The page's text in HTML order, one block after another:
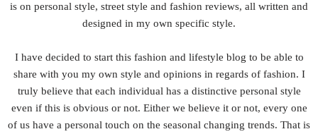
is on personal style, street style and fashion reviews, all written and
designed in my own specific style.
I have decided to start this fashion and lifestyle blog to be able to
share with you my own style and opinions in regards of fashion. I
truly believe that each individual has a distinctive personal style
even if this is obvious or not. Either we believe it or not, every one
of us have a personal touch on the seasonal changing trends. That is